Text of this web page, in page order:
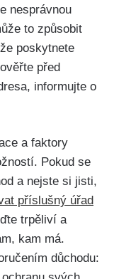
nesprávnou
to způsobit
poskytnete
před
informujte o
a faktory
Pokud se
a nejste si jisti,
příslušný úřad
trpěliví a
kam má.